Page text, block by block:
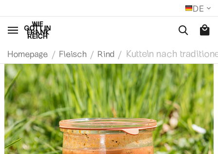
DE
Homepage / Fleisch / Rind / Kutteln nach